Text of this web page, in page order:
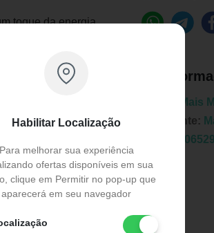
Habilitar Localização
Para melhorar sua experiência
ofertas disponíveis em sua
clique em Permitir no pop-up que
aparecerá em seu navegador
toque da energia
sempre!
cacau e com whey!
(recomendamos o
para nenhuma
ou menos, logo
Mais
Fabricante: